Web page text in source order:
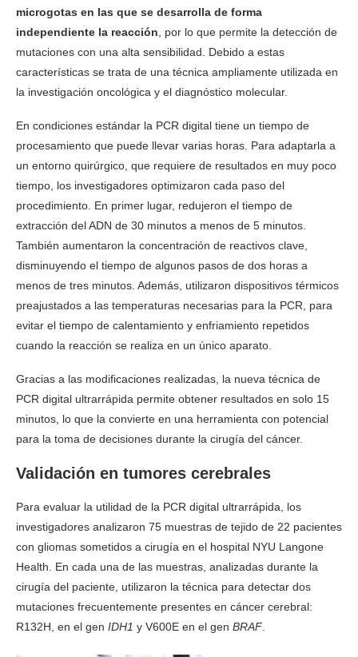
microgotas en las que se desarrolla de forma
independiente la reacción, por lo que permite la detección de
mutaciones con una alta sensibilidad. Debido a estas
características se trata de una técnica ampliamente utilizada en
la investigación oncológica y el diagnóstico molecular.
En condiciones estándar la PCR digital tiene un tiempo de
procesamiento que puede llevar varias horas. Para adaptarla a
un entorno quirúrgico, que requiere de resultados en muy poco
tiempo, los investigadores optimizaron cada paso del
procedimiento. En primer lugar, redujeron el tiempo de
extracción del ADN de 30 minutos a menos de 5 minutos.
También aumentaron la concentración de reactivos clave,
disminuyendo el tiempo de algunos pasos de dos horas a
menos de tres minutos. Además, utilizaron dispositivos térmicos
preajustados a las temperaturas necesarias para la PCR, para
evitar el tiempo de calentamiento y enfriamiento repetidos
cuando la reacción se realiza en un único aparato.
Gracias a las modificaciones realizadas, la nueva técnica de
PCR digital ultrarrápida permite obtener resultados en solo 15
minutos, lo que la convierte en una herramienta con potencial
para la toma de decisiones durante la cirugía del cáncer.
Validación en tumores cerebrales
Para evaluar la utilidad de la PCR digital ultrarrápida, los
investigadores analizaron 75 muestras de tejido de 22 pacientes
con gliomas sometidos a cirugía en el hospital NYU Langone
Health. En cada una de las muestras, analizadas durante la
cirugía del paciente, utilizaron la técnica para detectar dos
mutaciones frecuentemente presentes en cáncer cerebral:
R132H, en el gen IDH1 y V600E en el gen BRAF.